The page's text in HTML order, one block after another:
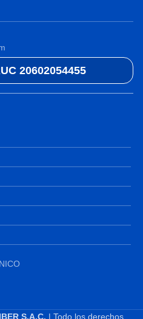
20602054455
S.A.C. | Todo los derechos